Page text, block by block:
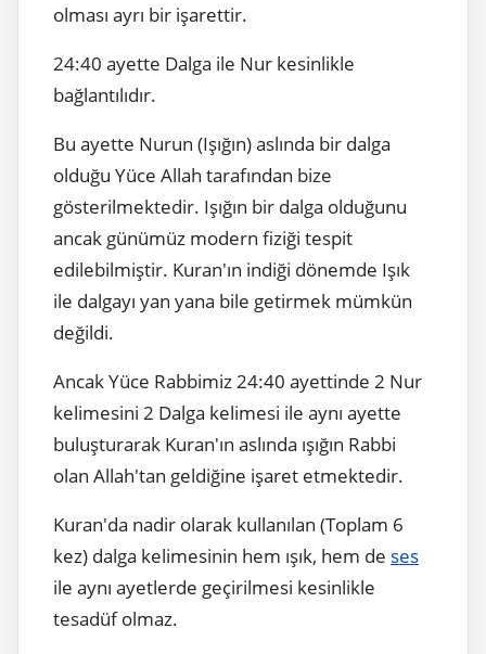
olması ayrı bir işarettir.
24:40 ayette Dalga ile Nur kesinlikle
bağlantılıdır.
Bu ayette Nurun (Işığın) aslında bir dalga
olduğu Yüce Allah tarafından bize
gösterilmektedir. Işığın bir dalga olduğunu
ancak günümüz modern fiziği tespit
edilebilmiştir. Kuran'ın indiği dönemde Işık
ile dalgayı yan yana bile getirmek mümkün
değildi.
Ancak Yüce Rabbimiz 24:40 ayettinde 2 Nur
kelimesini 2 Dalga kelimesi ile aynı ayette
buluşturarak Kuran'ın aslında ışığın Rabbi
olan Allah'tan geldiğine işaret etmektedir.
Kuran'da nadir olarak kullanılan (Toplam 6
kez) dalga kelimesinin hem ışık, hem de ses
ile aynı ayetlerde geçirilmesi kesinlikle
tesadüf olmaz.